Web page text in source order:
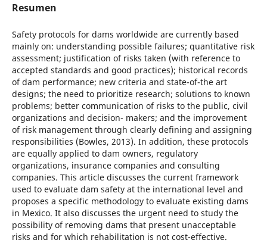
Resumen
Safety protocols for dams worldwide are currently based
mainly on: understanding possible failures; quantitative risk
assessment; justification of risks taken (with reference to
accepted standards and good practices); historical records
of dam performance; new criteria and state-of-the art
designs; the need to prioritize research; solutions to known
problems; better communication of risks to the public, civil
organizations and decision- makers; and the improvement
of risk management through clearly defining and assigning
responsibilities (Bowles, 2013). In addition, these protocols
are equally applied to dam owners, regulatory
organizations, insurance companies and consulting
companies. This article discusses the current framework
used to evaluate dam safety at the international level and
proposes a specific methodology to evaluate existing dams
in Mexico. It also discusses the urgent need to study the
possibility of removing dams that present unacceptable
risks and for which rehabilitation is not cost-effective.